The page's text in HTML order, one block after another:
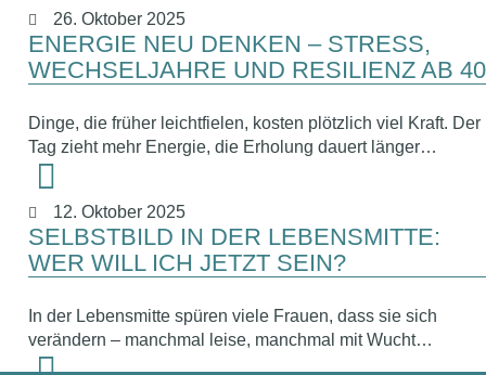
26. Oktober 2025
ENERGIE NEU DENKEN – STRESS,
WECHSELJAHRE UND RESILIENZ AB 40
Dinge, die früher leichtfielen, kosten plötzlich viel Kraft. Der
Tag zieht mehr Energie, die Erholung dauert länger…
12. Oktober 2025
SELBSTBILD IN DER LEBENSMITTE:
WER WILL ICH JETZT SEIN?
In der Lebensmitte spüren viele Frauen, dass sie sich
verändern – manchmal leise, manchmal mit Wucht…